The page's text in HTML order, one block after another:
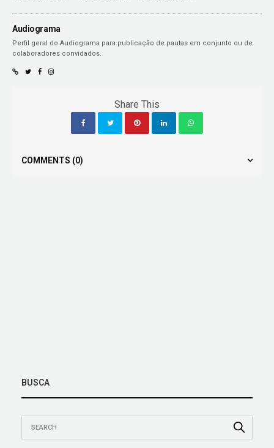
Audiograma
Perfil geral do Audiograma para publicação de pautas em conjunto ou de
colaboradores convidados.
Share This
COMMENTS (0)
BUSCA